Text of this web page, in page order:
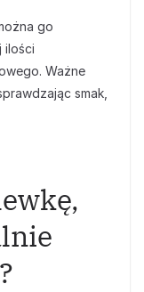
go
ilości
Ważne
smak,